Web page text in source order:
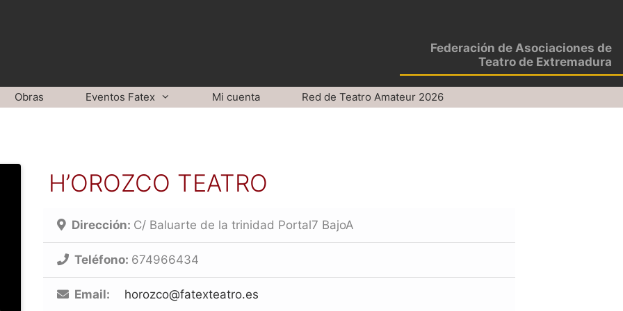
Federación de Asociaciones de
Teatro de Extremadura
Obras Eventos Fatex Mi cuenta Red de Teatro Amateur 2026
H’OROZCO TEATRO
Dirección: C/ Baluarte de la trinidad Portal7 BajoA
Teléfono: 674966434
Email: horozco@fatexteatro.es